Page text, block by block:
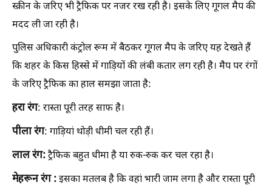
स्क्रीन के जरिए भी ट्रैफिक पर नजर रख रही है। इसके लिए गूगल मैप की
मदद ली जा रही है।
पुलिस अधिकारी कंट्रोल रूम में बैठकर गूगल मैप के जरिए यह देखते हैं
कि शहर के किस हिस्से में गाड़ियों की लंबी कतार लग रही है। मैप पर रंगों
के जरिए ट्रैफिक का हाल समझा जाता है:
हरा रंग: रास्ता पूरी तरह साफ है।
पीला रंग: गाड़ियां थोड़ी धीमी चल रही हैं।
लाल रंग:ट्रैफिक बहुत धीमा है या रुक-रुक कर चल रहा है।
मेहरून रंग :इसका मतलब है कि वहां भारी जाम लगा है और रास्ता पूरी